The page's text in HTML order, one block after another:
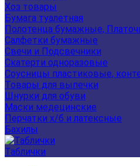
Хоз товары
Бумага туалетная
Полотенца бумажные,
Салфетки бумажные
Свечи и Подсвечники
Скатерти одноразовые
Соусницы пластиковые,
Товары для выпечки
Шнурки для обуви
Маски медецинские
Перчатки х/б и латексные
Бахилы
Таблички